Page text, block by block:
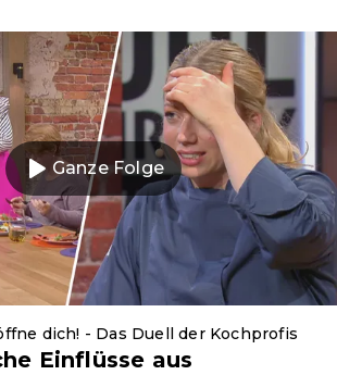
Ganze Folge
dich! - Das Duell der Kochprofis
Einflüsse aus